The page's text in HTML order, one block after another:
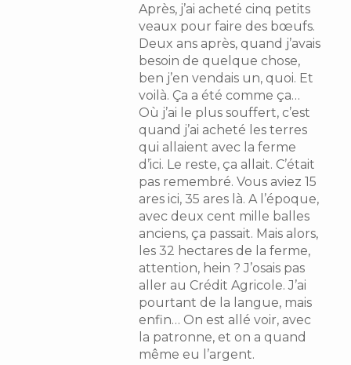
Après, j’ai acheté cinq petits
veaux pour faire des bœufs.
Deux ans après, quand j’avais
besoin de quelque chose,
ben j’en vendais un, quoi. Et
voilà. Ça a été comme ça…
Où j’ai le plus souffert, c’est
quand j’ai acheté les terres
qui allaient avec la ferme
d’ici. Le reste, ça allait. C’était
pas remembré. Vous aviez 15
ares ici, 35 ares là. A l’époque,
avec deux cent mille balles
anciens, ça passait. Mais alors,
les 32 hectares de la ferme,
attention, hein ? J’osais pas
aller au Crédit Agricole. J’ai
pourtant de la langue, mais
enfin… On est allé voir, avec
la patronne, et on a quand
même eu l’argent.